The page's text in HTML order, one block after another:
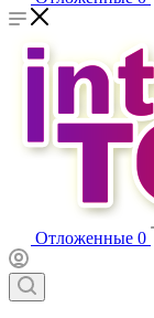
Отложенные 0